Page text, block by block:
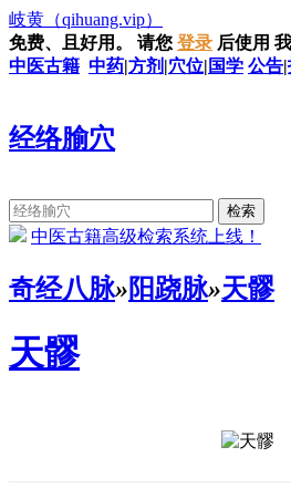
岐黄 （qihuang.vip）
免费、且好用。
请您 登录 后使用
中医古籍 中药|方剂 |穴位| 国学 公告|
经络腧穴
中医古籍高级检索系统上线！
奇经八脉»阳跷脉»天髎
天髎